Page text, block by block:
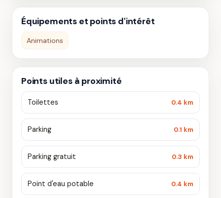
Équipements et points d'intérêt
Animations
Points utiles à proximité
Toilettes 0.4 km
Parking 0.1 km
Parking gratuit 0.3 km
Point d'eau potable 0.4 km